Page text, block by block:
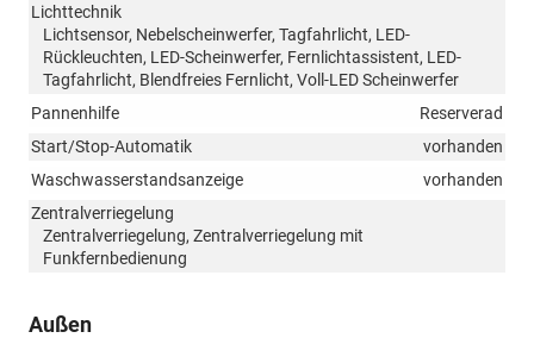
Lichttechnik
Lichtsensor, Nebelscheinwerfer, Tagfahrlicht, LED-
Rückleuchten, LED-Scheinwerfer, Fernlichtassistent, LED-
Tagfahrlicht, Blendfreies Fernlicht, Voll-LED Scheinwerfer
Pannenhilfe
Reserverad
Start/Stop-Automatik
vorhanden
Waschwasserstandsanzeige
vorhanden
Zentralverriegelung
Zentralverriegelung, Zentralverriegelung mit
Funkfernbedienung
Außen